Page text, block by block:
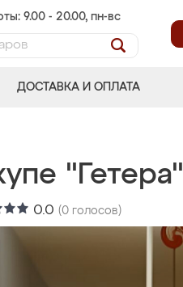
9.00 - 20.00, пн-вс
ДОСТАВКА И ОПЛАТА
"Гетера"
0.0 (0 голосов)